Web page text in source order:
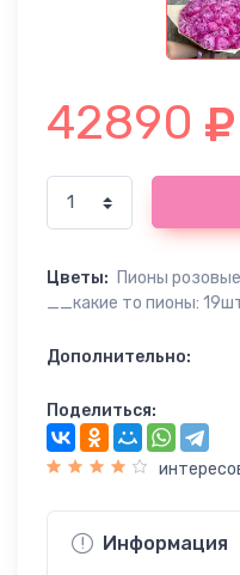
42890
Цветы: Пионы
__какие то пионы:
Дополнительно:
Поделиться:
Информация